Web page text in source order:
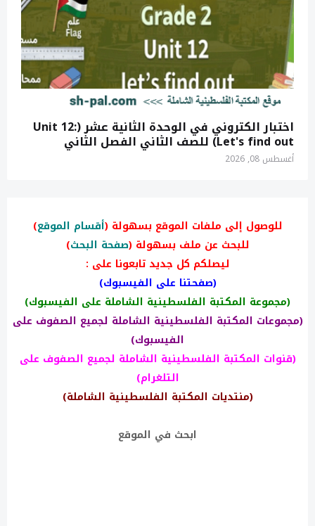
اختبار الكتروني في الوحدة الثانية عشر (Unit 12:
Let's find out) للصف الثاني الفصل الثاني
أغسطس 08, 2026
للوصول إلى ملفات الموقع بسهولة (أقسام الموقع)
للبحث عن ملف بسهولة (صفحة البحث)
ليصلكم كل جديد تابعونا على :
(صفحتنا على الفيسبوك)
(مجموعة المكتبة الفلسطينية الشاملة على الفيسبوك)
(مجموعات المكتبة الفلسطينية الشاملة لجميع الصفوف على
الفيسبوك)
(قنوات المكتبة الفلسطينية الشاملة لجميع الصفوف على
التلغرام)
(منتديات المكتبة الفلسطينية الشاملة)
ابحث في الموقع